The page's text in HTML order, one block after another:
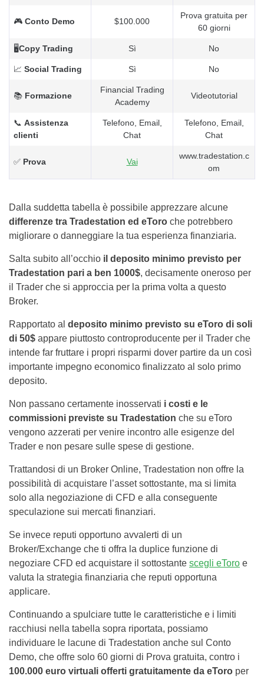
🎮 Conto Demo $100.000
Prova gratuita per
60 giorni
🖥️Copy Trading Sì No
📈 Social Trading Sì No
📚 Formazione
Financial Trading
Academy
Videotutorial
📞 Assistenza
clienti
Telefono, Email,
Chat
Telefono, Email,
Chat
✅ Prova Vai
www.tradestation.c
om
Dalla suddetta tabella è possibile apprezzare alcune
differenze tra Tradestation ed eToro che potrebbero
migliorare o danneggiare la tua esperienza finanziaria.
Salta subito all’occhio il deposito minimo previsto per
Tradestation pari a ben 1000$, decisamente oneroso per
il Trader che si approccia per la prima volta a questo
Broker.
Rapportato al deposito minimo previsto su eToro di soli
di 50$ appare piuttosto controproducente per il Trader che
intende far fruttare i propri risparmi dover partire da un così
importante impegno economico finalizzato al solo primo
deposito.
Non passano certamente inosservati i costi e le
commissioni previste su Tradestation che su eToro
vengono azzerati per venire incontro alle esigenze del
Trader e non pesare sulle spese di gestione.
Trattandosi di un Broker Online, Tradestation non offre la
possibilità di acquistare l’asset sottostante, ma si limita
solo alla negoziazione di CFD e alla conseguente
speculazione sui mercati finanziari.
Se invece reputi opportuno avvalerti di un
Broker/Exchange che ti offra la duplice funzione di
negoziare CFD ed acquistare il sottostante scegli eToro e
valuta la strategia finanziaria che reputi opportuna
applicare.
Continuando a spulciare tutte le caratteristiche e i limiti
racchiusi nella tabella sopra riportata, possiamo
individuare le lacune di Tradestation anche sul Conto
Demo, che offre solo 60 giorni di Prova gratuita, contro i
100.000 euro virtuali offerti gratuitamente da eToro per